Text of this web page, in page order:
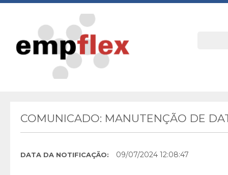
COMUNICADO: MANUTENÇÃO DE
DATA DA NOTIFICAÇÃO: 09/07/2024 12:08:47